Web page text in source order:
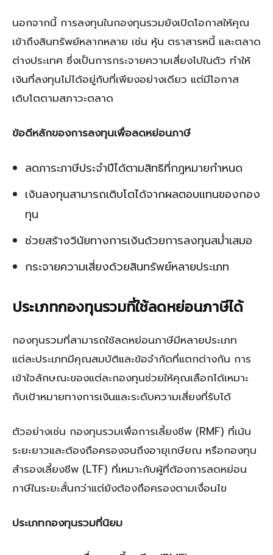
นอกจากนี้ การลงทุนในกองทุนรวมยังเปิดโอกาสให้คุณ
เข้าถึงสินทรัพย์หลากหลาย เช่น หุ้น ตราสารหนี้ และตลาด
ต่างประเทศ ซึ่งเป็นการกระจายความเสี่ยงไปในตัว ทำให้
เงินที่ลงทุนไม่ได้อยู่กับที่เพียงอย่างเดียว แต่มีโอกาส
เติบโตตามสภาวะตลาด
ข้อดีหลักของการลงทุนเพื่อลดหย่อนภาษี
ลดภาระภาษีประจำปีได้ตามสิทธิที่กฎหมายกำหนด
เงินลงทุนสามารถเติบโตได้จากผลตอบแทนของกอง
ทุน
ช่วยสร้างวินัยทางการเงินด้วยการลงทุนสม่ำเสมอ
กระจายความเสี่ยงด้วยสินทรัพย์หลายประเภท
ประเภทกองทุนรวมที่ใช้ลดหย่อนภาษีได้
กองทุนรวมที่สามารถใช้ลดหย่อนภาษีมีหลายประเภท
แต่ละประเภทมีคุณสมบัติและข้อจำกัดที่แตกต่างกัน การ
เข้าใจลักษณะของแต่ละกองทุนช่วยให้คุณเลือกได้เหมาะ
กับเป้าหมายทางการเงินและระดับความเสี่ยงที่รับได้
ตัวอย่างเช่น กองทุนรวมเพื่อการเลี้ยงชีพ (RMF) ที่เน้น
ระยะยาวและต้องถือครองจนถึงอายุเกษียณ หรือกองทุน
สำรองเลี้ยงชีพ (LTF) ที่เหมาะกับผู้ที่ต้องการลดหย่อน
ภาษีในระยะสั้นกว่าแต่ยังต้องถือครองตามเงื่อนไข
ประเภทกองทุนรวมที่นิยม